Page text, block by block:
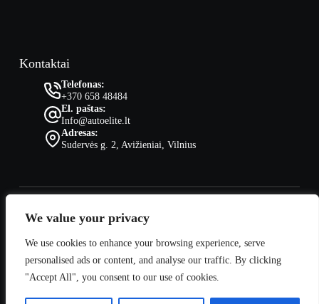
We value your privacy
We use cookies to enhance your browsing experience, serve
personalised ads or content, and analyse our traffic. By clicking
"Accept All", you consent to our use of cookies.
Kontaktai
Telefonas:
+370 658 48484
El. paštas:
Info@autoelite.lt
Adresas:
Sudervės g. 2, Avižieniai, Vilnius
Visos teisės saugomos © autoelite.lt - sprendimai.